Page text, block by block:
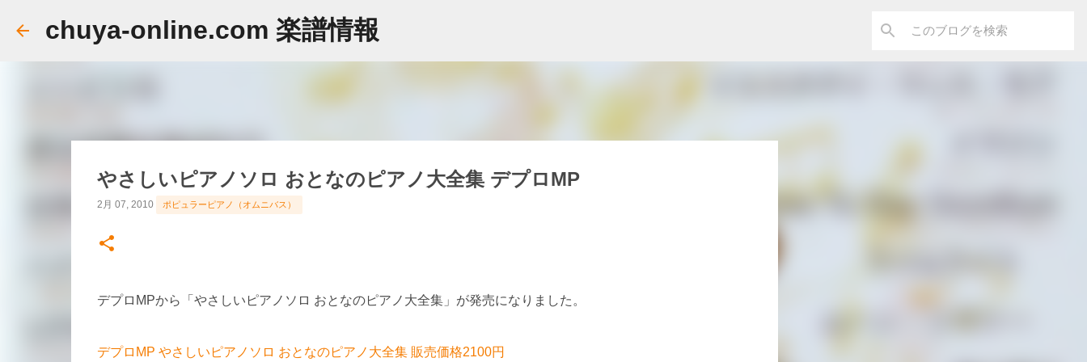
chuya-online.com 楽譜情報
やさしいピアノソロ おとなのピアノ大全集 デプロMP
2月 07, 2010 ポピュラーピアノ（オムニバス）
デプロMPから「やさしいピアノソロ おとなのピアノ大全集」が発売になりました。
デプロMP やさしいピアノソロ おとなのピアノ大全集 販売価格2100円